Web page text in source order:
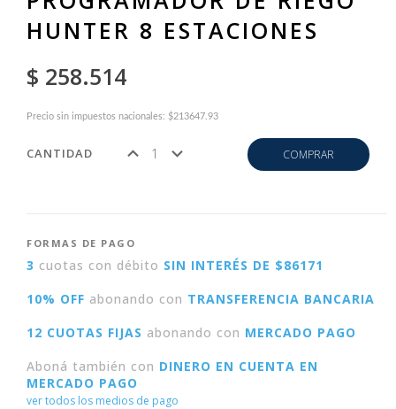
HUNTER 8 ESTACIONES
$ 258.514
Precio sin impuestos nacionales: $213647.93
CANTIDAD COMPRAR
FORMAS DE PAGO
3 cuotas con débito SIN INTERÉS DE $86171
10% OFF abonando con TRANSFERENCIA BANCARIA
12 CUOTAS FIJAS abonando con MERCADO PAGO
Aboná también con DINERO EN CUENTA EN
MERCADO PAGO
ver todos los medios de pago